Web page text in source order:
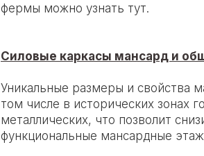
фермы можно узнать тут.
Силовые каркасы мансард и
Уникальные размеры и свойства
том числе в исторических зонах
металлических, что позволит
функциональные мансардные